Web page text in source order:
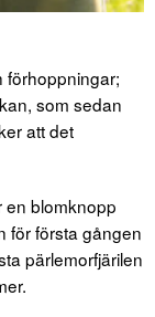
förhoppningar;
som sedan
att det
en blomknopp
för första gången
pärlemorfjärilen